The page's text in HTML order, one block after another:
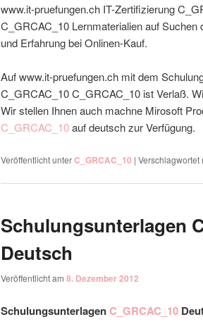
www.it-pruefungen.ch IT-Zertifizierung
C_GRCAC_10 Lernmaterialien auf
und Erfahrung bei Onlinen-Kauf.
Auf www.it-pruefungen.ch mit dem
C_GRCAC_10 C_GRCAC_10 ist Verlaß.
Wir stellen Ihnen auch machne Mirosoft
C_GRCAC_10auf deutsch zur Verfügung.
Veröffentlicht unterC_GRCAC_10 | Verschlagwortet
Schulungsunterlagen
Deutsch
Veröffentlicht am 8. Dezember 2012
SchulungsunterlagenC_GRCAC_10